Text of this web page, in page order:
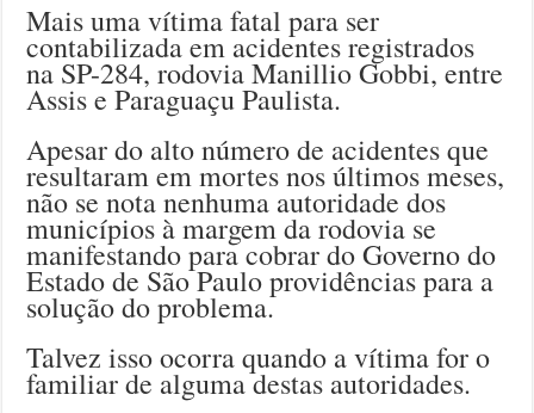
Mais uma vítima fatal para ser
contabilizada em acidentes registrados
na SP-284, rodovia Manillio Gobbi, entre
Assis e Paraguaçu Paulista.
Apesar do alto número de acidentes que
resultaram em mortes nos últimos meses,
não se nota nenhuma autoridade dos
municípios à margem da rodovia se
manifestando para cobrar do Governo do
Estado de São Paulo providências para a
solução do problema.
Talvez isso ocorra quando a vítima for o
familiar de alguma destas autoridades.